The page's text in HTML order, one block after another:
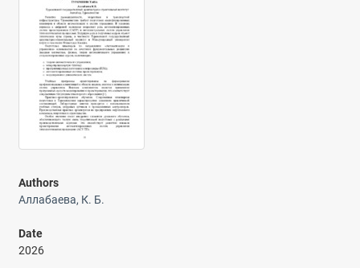
Authors
Аллабаева, К. Б.
Date
2026